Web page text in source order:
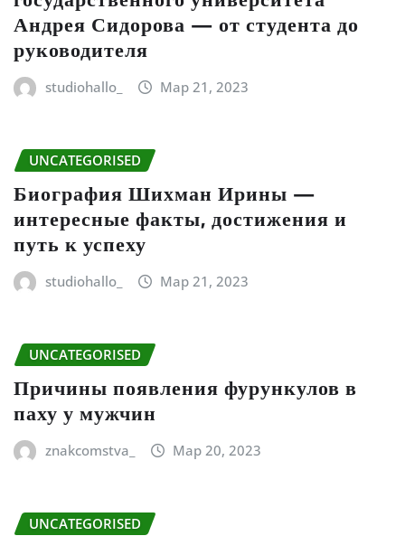
Андрея Сидорова — от студента до
руководителя
studiohallo_ Мар 21, 2023
UNCATEGORISED
Биография Шихман Ирины —
интересные факты, достижения и
путь к успеху
studiohallo_ Мар 21, 2023
UNCATEGORISED
Причины появления фурункулов в
паху у мужчин
znakcomstva_ Мар 20, 2023
UNCATEGORISED